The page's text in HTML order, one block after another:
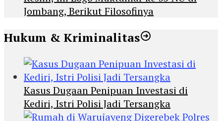
Jombang, Berikut Filosofinya
Hukum & Kriminalitas
Kasus Dugaan Penipuan Investasi di
Kediri, Istri Polisi Jadi Tersangka